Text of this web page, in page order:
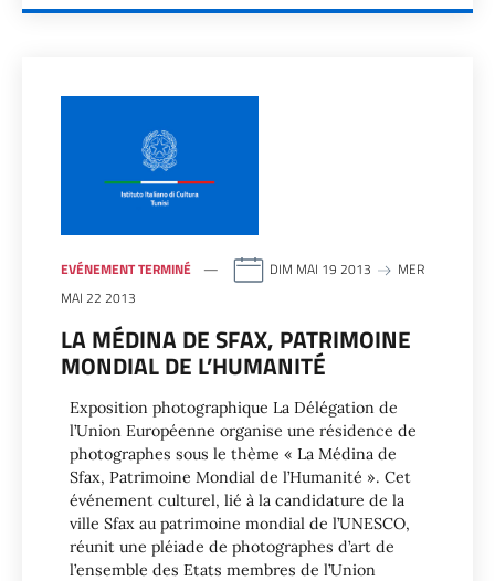
EVÉNEMENT TERMINÉ DIM MAI 19 2013
MER
MAI 22 2013
LA MÉDINA DE SFAX, PATRIMOINE
MONDIAL DE L’HUMANITÉ
Exposition photographique La Délégation de
l’Union Européenne organise une résidence de
photographes sous le thème « La Médina de
Sfax, Patrimoine Mondial de l’Humanité ». Cet
événement culturel, lié à la candidature de la
ville Sfax au patrimoine mondial de l’UNESCO,
réunit une pléiade de photographes d’art de
l’ensemble des Etats membres de l’Union